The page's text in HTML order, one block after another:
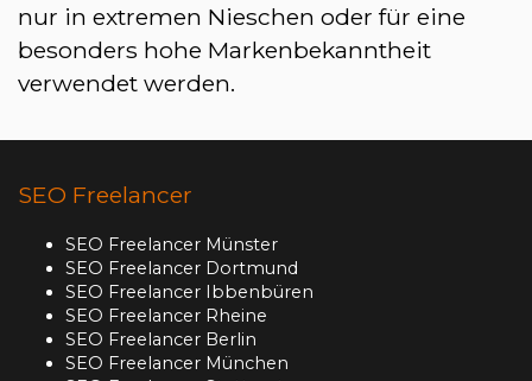
nur in extremen Nieschen oder für eine
besonders hohe Markenbekanntheit
verwendet werden.
SEO Freelancer
SEO Freelancer Münster
SEO Freelancer Dortmund
SEO Freelancer Ibbenbüren
SEO Freelancer Rheine
SEO Freelancer Berlin
SEO Freelancer München